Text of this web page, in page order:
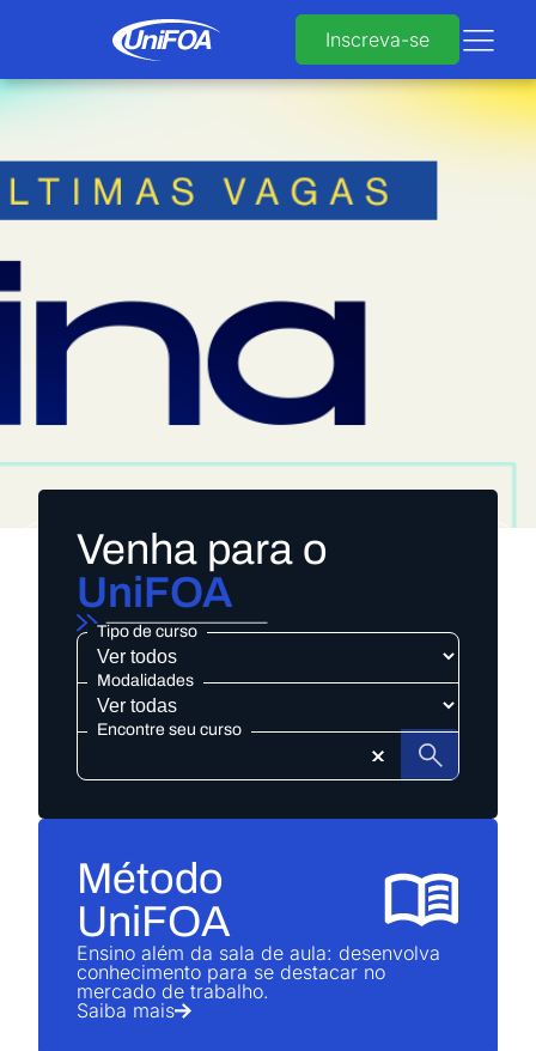
Inscreva-se
Venha para o
UniFOA
Tipo de curso
Tipo
de
curso
Modalidades
Modalidades
Encontre seu curso
Encontre
curso
Administração
Conheça o curso
Graduação
Ciências Biológicas
Método
UniFOA
Ensino além da sala de aula: desenvolva
conhecimento para se destacar no
mercado de trabalho.
Saiba mais